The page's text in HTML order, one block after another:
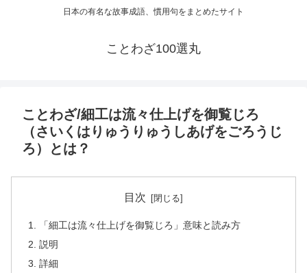
日本の有名な故事成語、慣用句をまとめたサイト
ことわざ100選丸
ことわざ/細工は流々仕上げを御覧じろ
（さいくはりゅうりゅうしあげをごろうじ
ろ）とは？
目次
「細工は流々仕上げを御覧じろ」意味と読み方
説明
詳細